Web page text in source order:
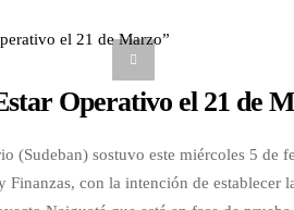
Operativo el 21 de
(Sudeban) sostuvo este miércoles 5 de
con la intención de establecer